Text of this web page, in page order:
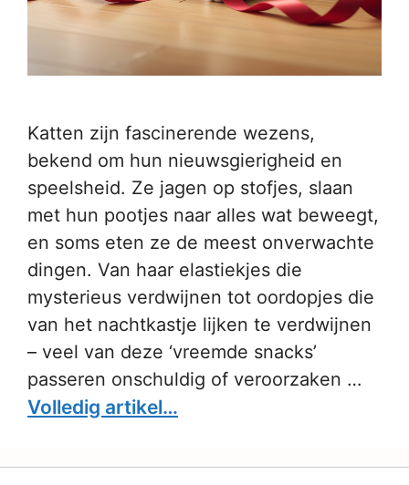
Katten zijn fascinerende wezens,
bekend om hun nieuwsgierigheid en
speelsheid. Ze jagen op stofjes, slaan
met hun pootjes naar alles wat beweegt,
en soms eten ze de meest onverwachte
dingen. Van haar elastiekjes die
mysterieus verdwijnen tot oordopjes die
van het nachtkastje lijken te verdwijnen
– veel van deze ‘vreemde snacks’
passeren onschuldig of veroorzaken …
Volledig artikel…